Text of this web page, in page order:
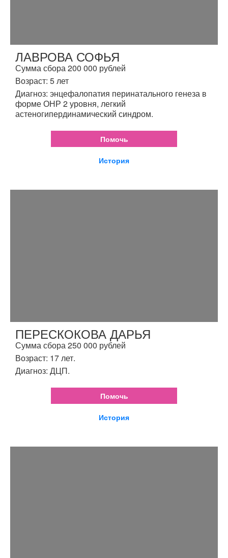
ЛАВРОВА СОФЬЯ
Сумма сбора 200 000 рублей
Возраст: 5 лет
Диагноз: энцефалопатия перинатального генеза в
форме ОНР 2 уровня, легкий
астеногипердинамический синдром.
Помочь
История
ПЕРЕСКОКОВА ДАРЬЯ
Сумма сбора 250 000 рублей
Возраст: 17 лет.
Диагноз: ДЦП.
Помочь
История